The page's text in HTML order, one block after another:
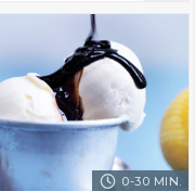
0-30 MIN.